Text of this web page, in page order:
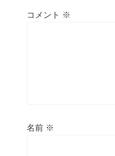
コメント ※
名前 ※